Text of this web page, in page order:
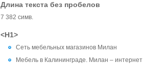
Длина текста без пробелов
7 382 симв.
<H1>
Сеть мебельных магазинов Милан
Мебель в Калининграде. Милан –